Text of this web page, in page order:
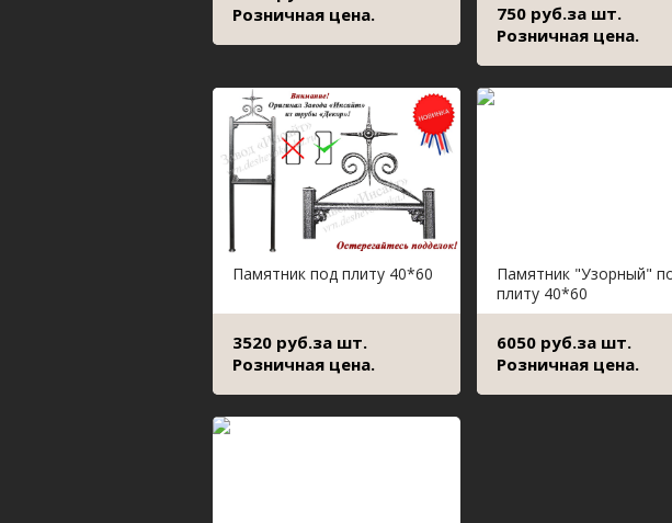
Розничная цена.
750 руб.за шт.
Розничная цена.
Памятник под плиту 40*60
3520 руб.за шт.
Розничная цена.
Памятник "Узорный"
плиту 40*60
6050 руб.за шт.
Розничная цена.